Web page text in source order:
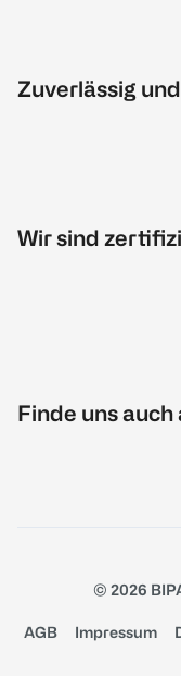
Zuverlässig
Wir sind
Finde uns auch
© 2026
AGB Impressum